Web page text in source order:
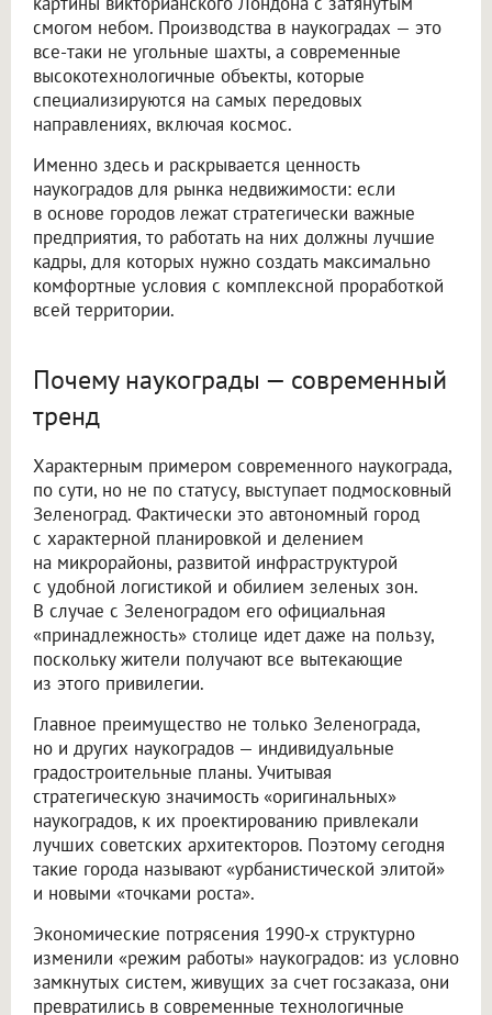
смогом небом. Производства в наукоградах — это
все-таки не угольные шахты, а современные
высокотехнологичные объекты, которые
специализируются на самых передовых
направлениях, включая космос.
Именно здесь и раскрывается ценность
наукоградов для рынка недвижимости: если
в основе городов лежат стратегически важные
предприятия, то работать на них должны лучшие
кадры, для которых нужно создать максимально
комфортные условия с комплексной проработкой
всей территории.
Почему наукограды — современный
тренд
Характерным примером современного наукограда,
по сути, но не по статусу, выступает подмосковный
Зеленоград. Фактически это автономный город
с характерной планировкой и делением
на микрорайоны, развитой инфраструктурой
с удобной логистикой и обилием зеленых зон.
В случае с Зеленоградом его официальная
«принадлежность» столице идет даже на пользу,
поскольку жители получают все вытекающие
из этого привилегии.
Главное преимущество не только Зеленограда,
но и других наукоградов — индивидуальные
градостроительные планы. Учитывая
стратегическую значимость «оригинальных»
наукоградов, к их проектированию привлекали
лучших советских архитекторов. Поэтому сегодня
такие города называют «урбанистической элитой»
и новыми «точками роста».
Экономические потрясения 1990-х структурно
изменили «режим работы» наукоградов: из условно
замкнутых систем, живущих за счет госзаказа, они
превратились в современные технологичные